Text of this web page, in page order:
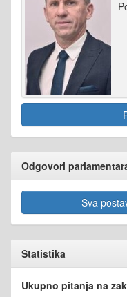
Odgovori
Sva
Statistika
Ukupno pitanja na